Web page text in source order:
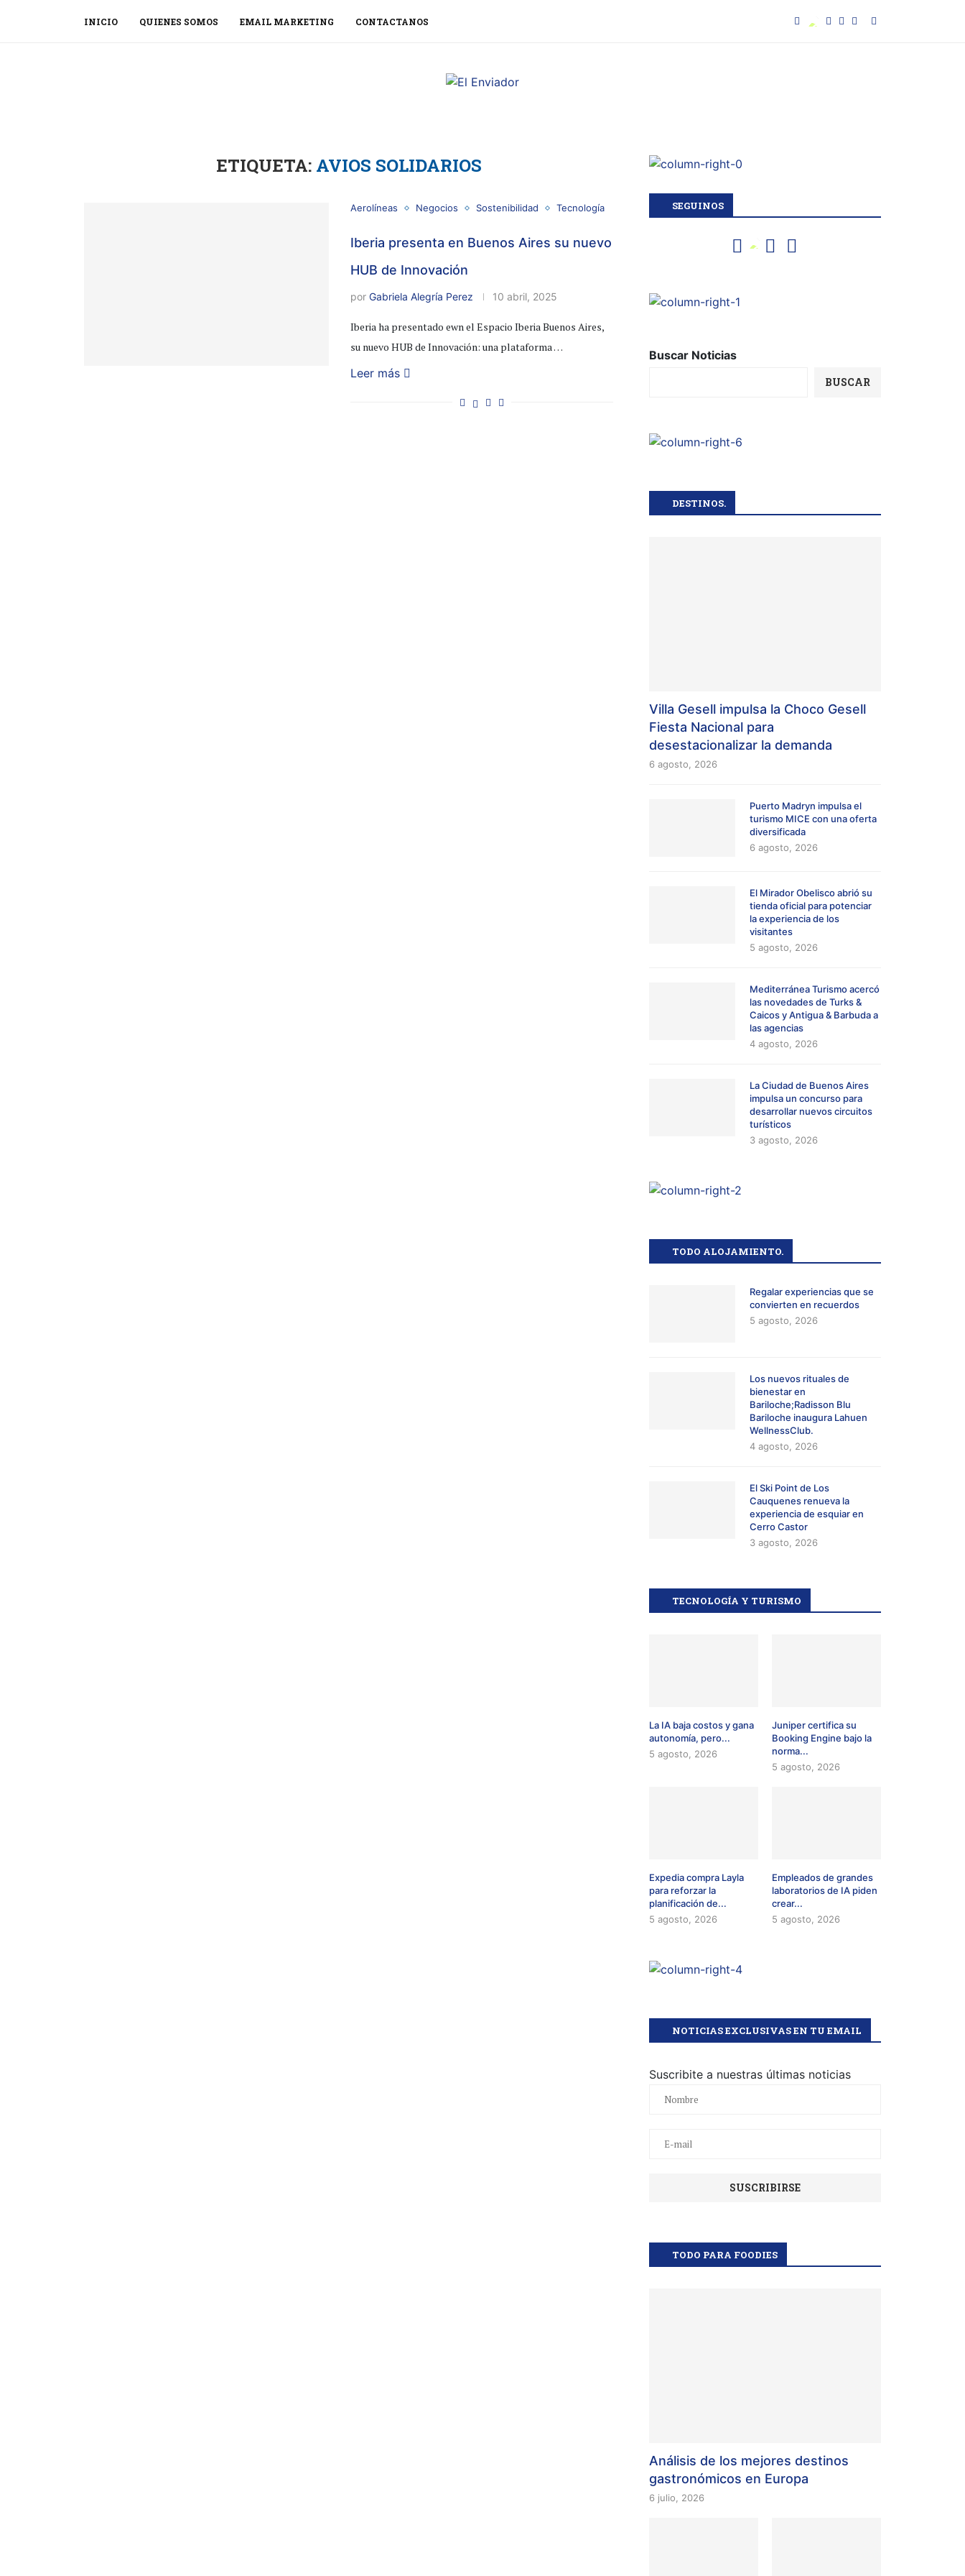
INICIO QUIENES SOMOS EMAIL MARKETING CONTACTANOS
ETIQUETA: AVIOS SOLIDARIOS
Aerolíneas Negocios Sostenibilidad Tecnología
Iberia presenta en Buenos Aires su nuevo
HUB de Innovación
porGabriela Alegría Perez 10 abril, 2025
Iberia ha presentado ewn el Espacio Iberia Buenos Aires,
su nuevo HUB de Innovación: una plataforma …
Leer más
SEGUINOS
Buscar Noticias
BUSCAR
DESTINOS.
Villa Gesell impulsa la Choco Gesell
Fiesta Nacional para
desestacionalizar la demanda
6 agosto, 2026
Puerto Madryn impulsa el
turismo MICE con una oferta
diversificada
6 agosto, 2026
El Mirador Obelisco abrió su
tienda oficial para potenciar
la experiencia de los
visitantes
5 agosto, 2026
Mediterránea Turismo acercó
las novedades de Turks &
Caicos y Antigua & Barbuda a
las agencias
4 agosto, 2026
La Ciudad de Buenos Aires
impulsa un concurso para
desarrollar nuevos circuitos
turísticos
3 agosto, 2026
TODO ALOJAMIENTO.
Regalar experiencias que se
convierten en recuerdos
5 agosto, 2026
Los nuevos rituales de
bienestar en
Bariloche;Radisson Blu
Bariloche inaugura Lahuen
WellnessClub.
4 agosto, 2026
El Ski Point de Los
Cauquenes renueva la
experiencia de esquiar en
Cerro Castor
3 agosto, 2026
TECNOLOGÍA Y TURISMO
La IA baja costos y gana
autonomía, pero...
5 agosto, 2026
Juniper certifica su
Booking Engine bajo la
norma...
5 agosto, 2026
Expedia compra Layla
para reforzar la
planificación de...
5 agosto, 2026
Empleados de grandes
laboratorios de IA piden
crear...
5 agosto, 2026
NOTICIAS EXCLUSIVAS EN TU EMAIL
Suscribite a nuestras últimas noticias
TODO PARA FOODIES
Análisis de los mejores destinos
gastronómicos en Europa
6 julio, 2026